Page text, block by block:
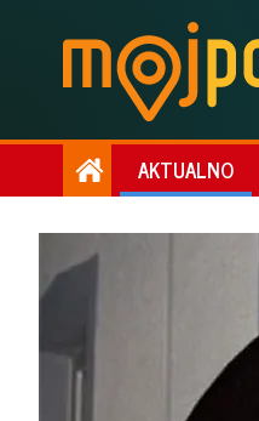
AKTUALNO